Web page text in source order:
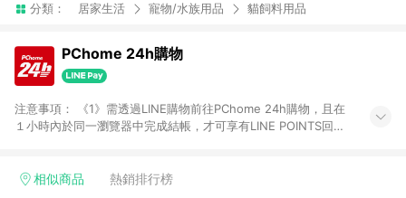
分類： 居家生活 寵物/水族用品 貓飼料用品
PChome 24h購物
注意事項： 《1》需透過LINE購物前往PChome 24h購物，且在
１小時內於同一瀏覽器中完成結帳，才可享有LINE POINTS回饋
在點數回饋範圍內。 《3》如取消訂單、退貨、購物中登出
相似商品 熱銷排行榜